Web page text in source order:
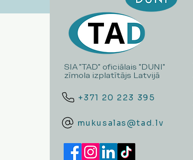
SIA "TAD" oficiālais "DUNI"
zīmola izplatītājs Latvijā
+371 20 223 395
mukusalas@tad.lv